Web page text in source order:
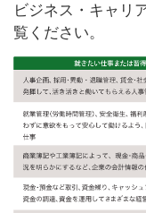
ビジネス・キャリ
覧ください。